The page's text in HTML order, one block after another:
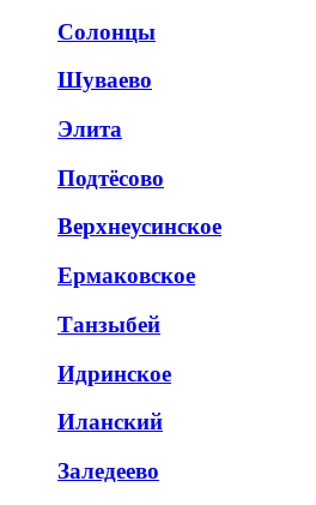
Солонцы
Шуваево
Элита
Подтёсово
Верхнеусинское
Ермаковское
Танзыбей
Идринское
Иланский
Заледеево